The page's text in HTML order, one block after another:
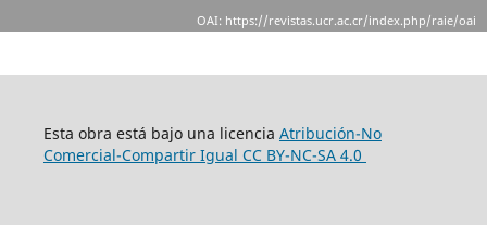
OAI: https://revistas.ucr.ac.cr/index.php/raie/oai
Esta obra está bajo una licencia Atribución-No
Comercial-Compartir Igual CC BY-NC-SA 4.0